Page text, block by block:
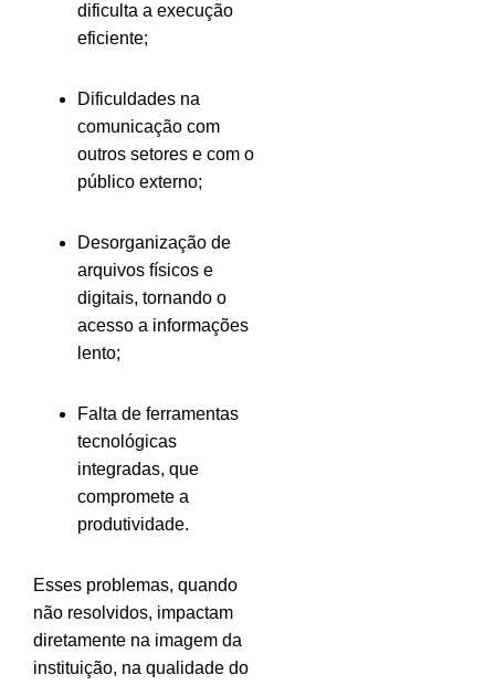
dificulta a execução
eficiente;
Dificuldades na
comunicação com
outros setores e com o
público externo;
Desorganização de
arquivos físicos e
digitais, tornando o
acesso a informações
lento;
Falta de ferramentas
tecnológicas
integradas, que
compromete a
produtividade.
Esses problemas, quando
não resolvidos, impactam
diretamente na imagem da
instituição, na qualidade do